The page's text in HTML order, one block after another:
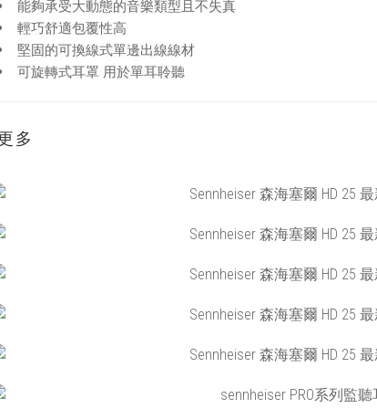
能夠承受大動態的音樂類型且不失真
輕巧舒適包覆性高
堅固的可換線式單邊出線線材
可旋轉式耳罩 用於單耳聆聽
多